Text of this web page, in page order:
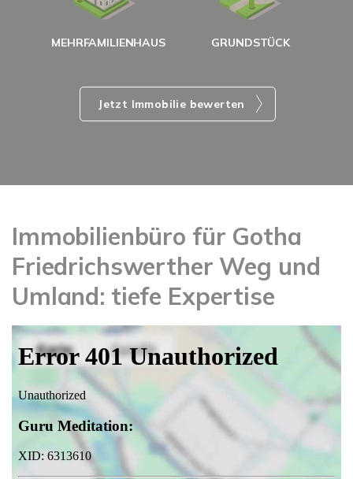
MEHRFAMILIENHAUS GRUNDSTÜCK
Jetzt Immobilie bewerten
Immobilienbüro für Gotha
Friedrichswerther Weg und
Umland: tiefe Expertise